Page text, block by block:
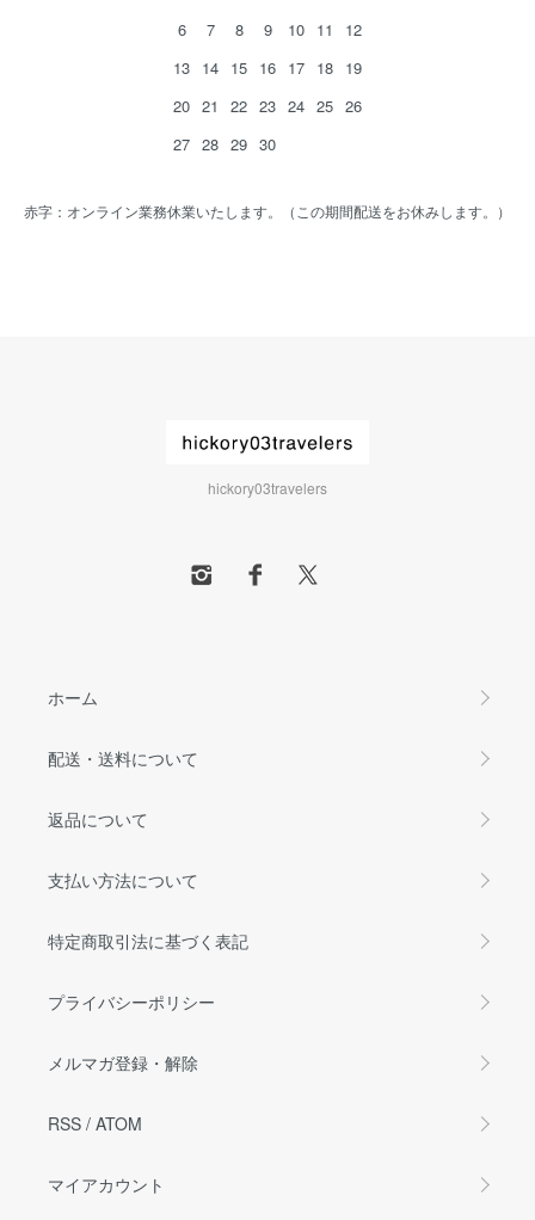
6
7 8 9 10 11
12
13 14 15 16 17 18 19
20 21 22 23 24 25 26
27 28 29 30
赤字：オンライン業務休業いたします。（この期間配送をお休みします。）
hickory03travelers
ホーム
配送・送料について
返品について
支払い方法について
特定商取引法に基づく表記
プライバシーポリシー
メルマガ登録・解除
RSS / ATOM
マイアカウント